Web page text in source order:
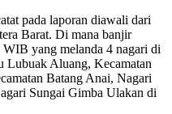
pada laporan diawali dari
Barat. Di mana banjir
yang melanda 4 nagari di
Lubuak Aluang, Kecamatan
Batang Anai, Nagari
Sungai Gimba Ulakan di